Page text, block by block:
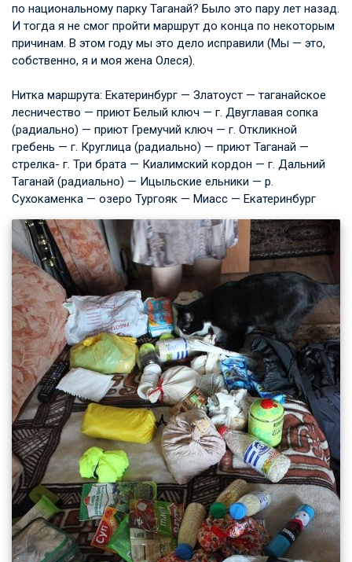
по национальному парку Таганай? Было это пару лет назад.
И тогда я не смог пройти маршрут до конца по некоторым
причинам. В этом году мы это дело исправили (Мы — это,
собственно, я и моя жена Олеся).
Нитка маршрута: Екатеринбург — Златоуст — таганайское
лесничество — приют Белый ключ — г. Двуглавая сопка
(радиально) — приют Гремучий ключ — г. Откликной
гребень — г. Круглица (радиально) — приют Таганай —
стрелка- г. Три брата — Киалимский кордон — г. Дальний
Таганай (радиально) — Ицыльские ельники — р.
Сухокаменка — озеро Тургояк — Миасс — Екатеринбург